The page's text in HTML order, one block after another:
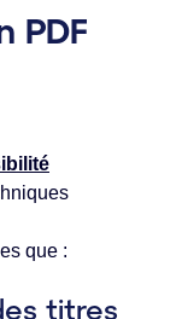
PDF
que :
titres